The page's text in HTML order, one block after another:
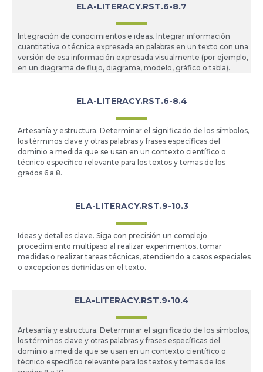
ELA-LITERACY.RST.6-8.7
Integración de conocimientos e ideas. Integrar información
cuantitativa o técnica expresada en palabras en un texto con una
versión de esa información expresada visualmente (por ejemplo,
en un diagrama de flujo, diagrama, modelo, gráfico o tabla).
ELA-LITERACY.RST.6-8.4
Artesanía y estructura. Determinar el significado de los símbolos,
los términos clave y otras palabras y frases específicas del
dominio a medida que se usan en un contexto científico o
técnico específico relevante para los textos y temas de los
grados 6 a 8.
ELA-LITERACY.RST.9-10.3
Ideas y detalles clave. Siga con precisión un complejo
procedimiento multipaso al realizar experimentos, tomar
medidas o realizar tareas técnicas, atendiendo a casos especiales
o excepciones definidas en el texto.
ELA-LITERACY.RST.9-10.4
Artesanía y estructura. Determinar el significado de los símbolos,
los términos clave y otras palabras y frases específicas del
dominio a medida que se usan en un contexto científico o
técnico específico relevante para los textos y temas de los